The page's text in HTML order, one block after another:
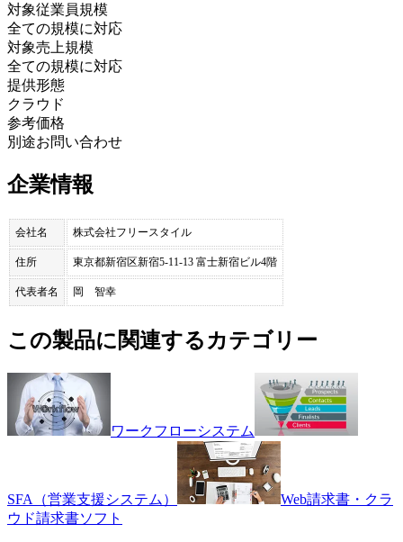
対象従業員規模
全ての規模に対応
対象売上規模
全ての規模に対応
提供形態
クラウド
参考価格
別途お問い合わせ
企業情報
会社名 株式会社フリースタイル
住所 東京都新宿区新宿5-11-13 富士新宿ビル4階
代表者名 岡 智幸
この製品に関連するカテゴリー
ワークフローシステム
SFA（営業支援システム）
Web請求書・クラ
ウド請求書ソフト